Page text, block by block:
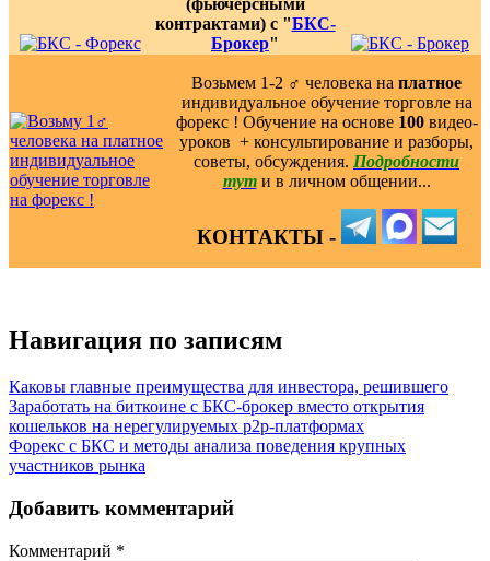
контрактами) с "БКС-
Брокер"
Возьмем 1-2 ‍♂️ человека на платное
индивидуальное обучение торговле на
форекс ! Обучение на основе 100видео-
уроков ️ + консультирование и разборы,
советы, обсуждения. Подробности
тут и в личном общении...
КОНТАКТЫ -
Навигация по записям
Каковы главные преимущества для инвестора, решившего
Заработать на биткоине с БКС-брокер вместо открытия
кошельков на нерегулируемых p2p-платформах
Форекс с БКС и методы анализа поведения крупных
участников рынка
Добавить комментарий
Комментарий *